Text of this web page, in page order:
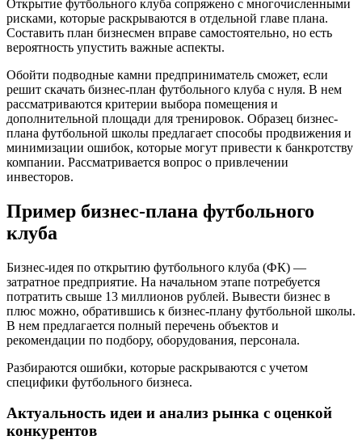
Открытие футбольного клуба сопряжено с многочисленными
рисками, которые раскрываются в отдельной главе плана.
Составить план бизнесмен вправе самостоятельно, но есть
вероятность упустить важные аспекты.
Обойти подводные камни предприниматель сможет, если
решит скачать бизнес-план футбольного клуба с нуля. В нем
рассматриваются критерии выбора помещения и
дополнительной площади для тренировок. Образец бизнес-
плана футбольной школы предлагает способы продвижения и
минимизации ошибок, которые могут привести к банкротству
компании. Рассматривается вопрос о привлечении
инвесторов.
Пример бизнес-плана футбольного
клуба
Бизнес-идея по открытию футбольного клуба (ФК) —
затратное предприятие. На начальном этапе потребуется
потратить свыше 13 миллионов рублей. Вывести бизнес в
плюс можно, обратившись к бизнес-плану футбольной школы.
В нем предлагается полный перечень объектов и
рекомендации по подбору, оборудования, персонала.
Разбираются ошибки, которые раскрываются с учетом
специфики футбольного бизнеса.
Актуальность идеи и анализ рынка с оценкой
конкурентов